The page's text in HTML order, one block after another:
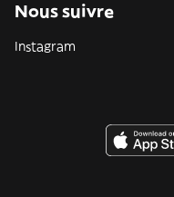
Nous suivre
Instagram